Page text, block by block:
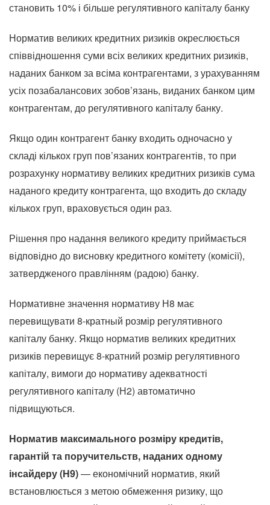
становить 10% і більше регулятивного капіталу банку
Норматив великих кредитних ризиків окреслюється
співвідношення суми всіх великих кредитних ризиків,
наданих банком за всіма контрагентами, з урахуванням
усіх позабалансових зобов’язань, виданих банком цим
контрагентам, до регулятивного капіталу банку.
Якщо один контрагент банку входить одночасно у
складі кількох груп пов’язаних контрагентів, то при
розрахунку нормативу великих кредитних ризиків сума
наданого кредиту контрагента, що входить до складу
кількох груп, враховується один раз.
Рішення про надання великого кредиту приймається
відповідно до висновку кредитного комітету (комісії),
затвердженого правлінням (радою) банку.
Нормативне значення нормативу Н8 має
перевищувати 8-кратный розмір регулятивного
капіталу банку. Якщо норматив великих кредитних
ризиків перевищує 8-кратний розмір регулятивного
капіталу, вимоги до нормативу адекватності
регулятивного капіталу (Н2) автоматично
підвищуються.
Норматив максимального розміру кредитів,
гарантій та поручительств, наданих одному
інсайдеру (Н9)— економічний норматив, який
встановлюється з метою обмеження ризику, що